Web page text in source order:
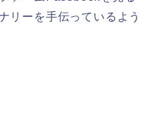
リーを手伝っているよう